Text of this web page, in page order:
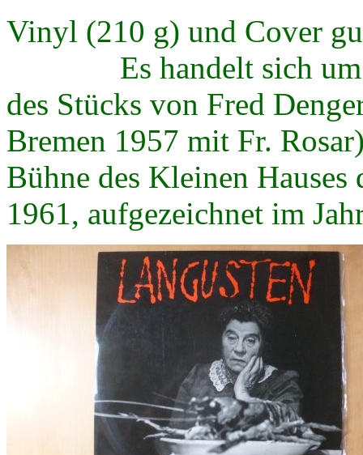
Vinyl (210 g) und Cover
Es handelt sich um
des Stücks von Fred
Bremen 1957 mit Fr.
Bühne des Kleinen Hauses
1961, aufgezeichnet im